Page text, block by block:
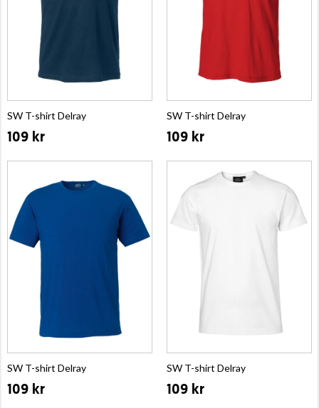
SW T-shirt Delray
109 kr
SW T-shirt Delray
109 kr
SW T-shirt Delray
109 kr
SW T-shirt Delray
109 kr